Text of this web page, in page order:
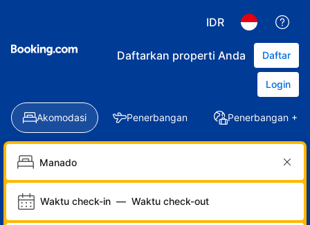
IDR
Daftarkan properti Anda Daftar
Login
Akomodasi Penerbangan Penerbangan +
Waktu check-in — Waktu check-out